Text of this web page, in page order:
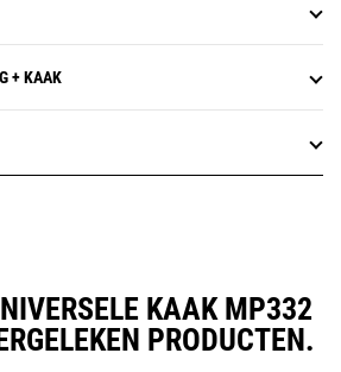
+ KAAK
KAAK MP332
PRODUCTEN.